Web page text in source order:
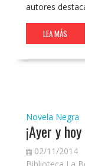
autores
LEA MÁS
Novela Negra
¡Ayer y
02/11/2014